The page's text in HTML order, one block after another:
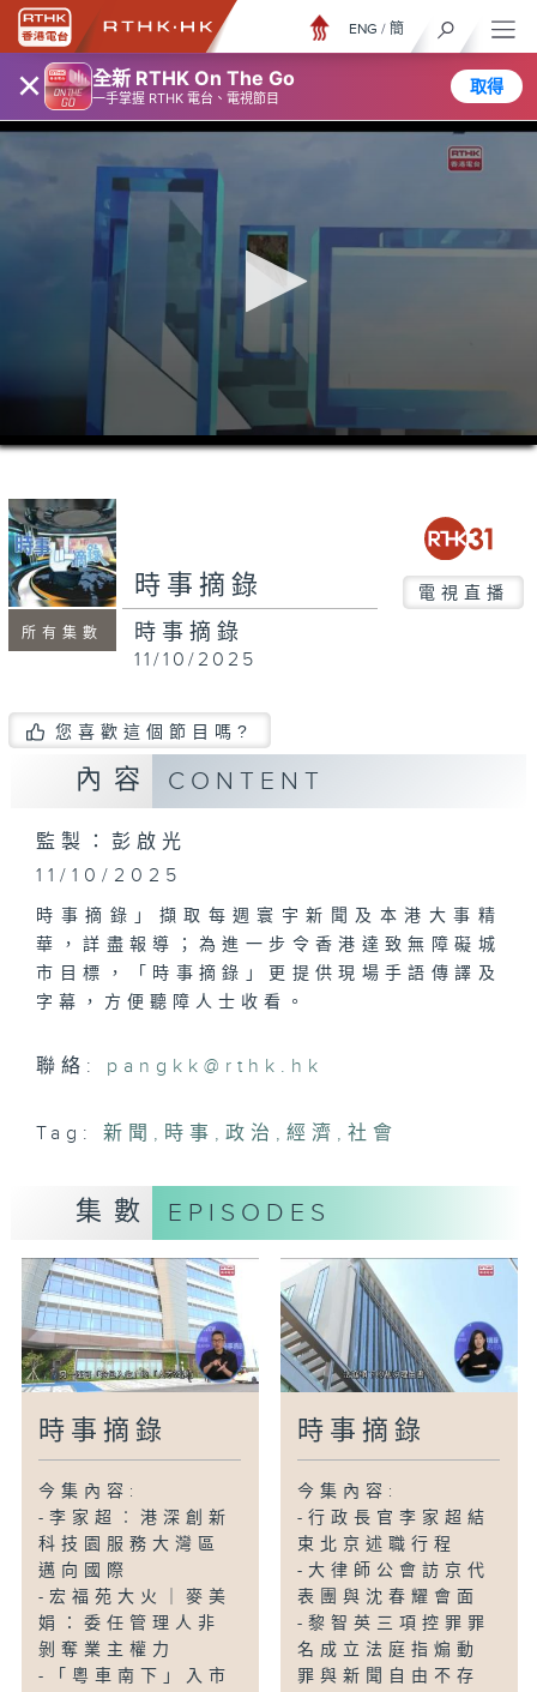
× 全新 RTHK On The Go
一手掌握 RTHK 電台、電視節目
取得
ENG / 簡
seconds
minutes,
6
seconds
所有集數
時事摘錄 電視直播
時事摘錄
11/10/2025
您喜歡這個節目嗎?
內容 CONTENT
監製：彭啟光
11/10/2025
時事摘錄」擷取每週寰宇新聞及本港大事精
華，詳盡報導；為進一步令香港達致無障礙城
市目標，「時事摘錄」更提供現場手語傳譯及
字幕，方便聽障人士收看。
聯絡: pangkk@rthk.hk
Tag: 新聞 , 時事 ,政治 ,經濟 ,社會
集數 EPISODES
時事摘錄
今集內容:
-李家超︰港深創新
科技園服務大灣區
邁向國際
-宏福苑大火｜麥美
娟：委任管理人非
剝奪業主權力
-「粵車南下」入市
時事摘錄
今集內容:
-行政長官李家超結
束北京述職行程
-大律師公會訪京代
表團與沈春耀會面
-黎智英三項控罪罪
名成立法庭指煽動
罪與新聞自由不存